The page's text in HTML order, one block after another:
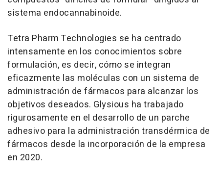
sistema endocannabinoide.
Tetra Pharm Technologies se ha centrado
intensamente en los conocimientos sobre
formulación, es decir, cómo se integran
eficazmente las moléculas con un sistema de
administración de fármacos para alcanzar los
objetivos deseados. Glysious ha trabajado
rigurosamente en el desarrollo de un parche
adhesivo para la administración transdérmica de
fármacos desde la incorporación de la empresa
en 2020.